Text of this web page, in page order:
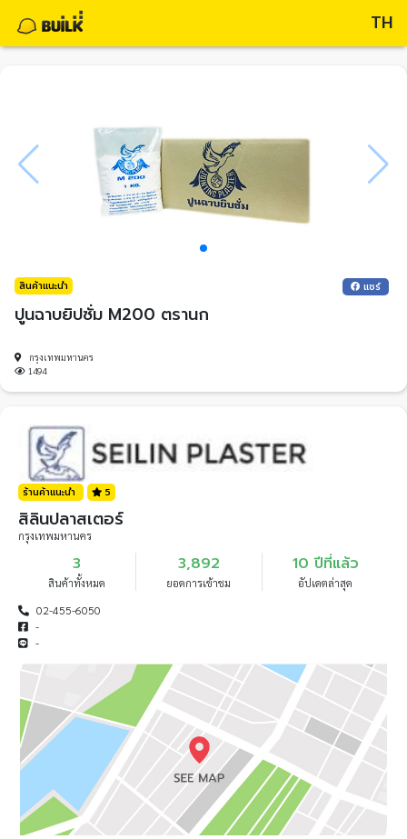
TH
สินค้าแนะนำ แชร์
ปูนฉาบยิปซั่ม M200 ตรานก
กรุงเทพมหานคร
1494
ร้านค้าแนะนำ 5
สิลินปลาสเตอร์
กรุงเทพมหานคร
3
สินค้าทั้งหมด
3,892
ยอดการเข้าชม
10 ปีที่แล้ว
อัปเดตล่าสุด
02-455-6050
-
-